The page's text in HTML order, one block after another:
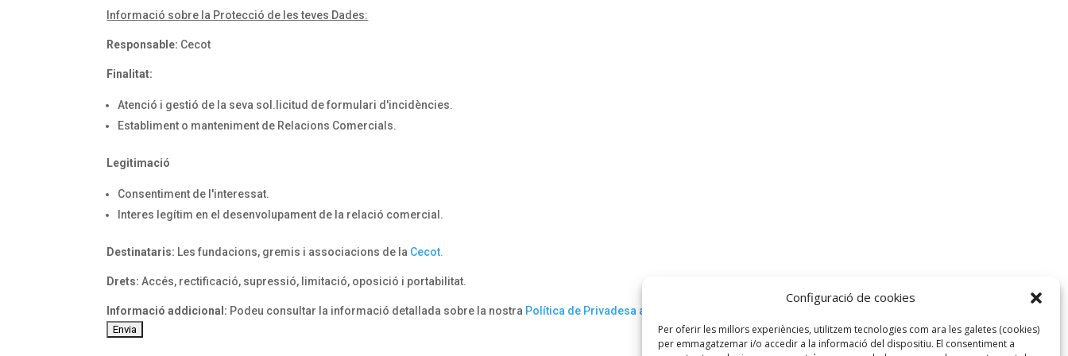
Configuració de cookies
Per oferir les millors experiències, utilitzem tecnologies com ara les galetes (cookies)
per emmagatzemar i/o accedir a la informació del dispositiu. El consentiment a
Informació sobre la Protecció de les teves Dades:
Responsable: Cecot
Finalitat:
Atenció i gestió de la seva sol.licitud de formulari d'incidències.
Establiment o manteniment de Relacions Comercials.
Legitimació
Consentiment de l'interessat.
Interes legítim en el desenvolupament de la relació comercial.
Destinataris: Les fundacions, gremis i associacions de la Cecot.
Drets:Accés, rectificació, supressió, limitació, oposició i portabilitat.
Informació addicional: Podeu consultar la informació detallada sobre la nostra Política de Privadesa a la nostra pagina web